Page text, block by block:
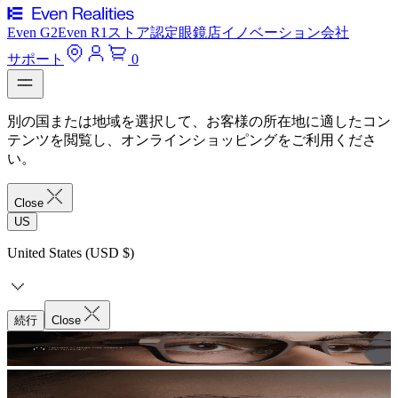
Even G2Even R1 ストア認定眼鏡店イノベーション会社
サポート
0
別の国または地域を選択して、お客様の所在地に適したコン
テンツを閲覧し、オンラインショッピングをご利用くださ
い。
Close
US
United States (USD $)
続行 Close